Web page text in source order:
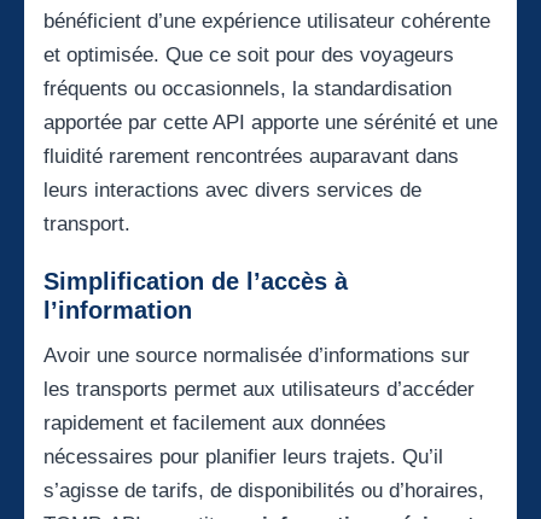
bénéficient d’une expérience utilisateur cohérente
et optimisée. Que ce soit pour des voyageurs
fréquents ou occasionnels, la standardisation
apportée par cette API apporte une sérénité et une
fluidité rarement rencontrées auparavant dans
leurs interactions avec divers services de
transport.
Simplification de l’accès à
l’information
Avoir une source normalisée d’informations sur
les transports permet aux utilisateurs d’accéder
rapidement et facilement aux données
nécessaires pour planifier leurs trajets. Qu’il
s’agisse de tarifs, de disponibilités ou d’horaires,